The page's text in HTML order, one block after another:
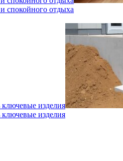
спокойного отдыха
изделия
изделия